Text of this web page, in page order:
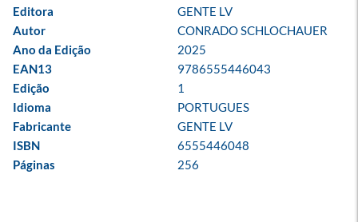
Editora
GENTE LV
Autor
CONRADO SCHLOCHAUER
Ano da Edição
2025
EAN13
9786555446043
Edição
1
Idioma
PORTUGUES
Fabricante
GENTE LV
ISBN
6555446048
Páginas
256